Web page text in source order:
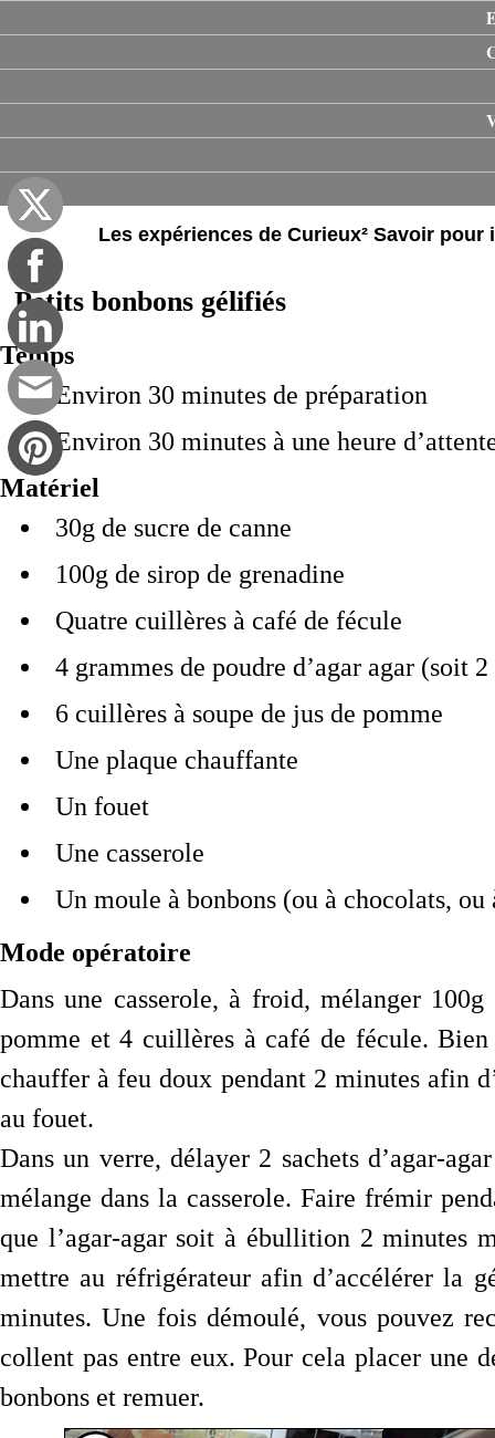
Les expériences de Curieux² Savoir
Petits bonbons gélifiés
Temps
Environ 30 minutes de préparation
Environ 30 minutes à une heure
Matériel
30g de sucre de canne
100g de sirop de grenadine
Quatre cuillères à café de fécule
4 grammes de poudre d’agar agar (soit
6 cuillères à soupe de jus de pomme
Une plaque chauffante
Un fouet
Une casserole
Un moule à bonbons (ou à chocolats,
Mode opératoire
Dans une casserole, à froid, mélanger
pomme et 4 cuillères à café de fécule.
chauffer à feu doux pendant 2 minutes afin
au fouet.
Dans un verre, délayer 2 sachets d’agar-
mélange dans la casserole. Faire frémir
que l’agar-agar soit à ébullition 2 minutes
mettre au réfrigérateur afin d’accélérer la
minutes. Une fois démoulé, vous pouvez
collent pas entre eux. Pour cela placer une
bonbons et remuer.